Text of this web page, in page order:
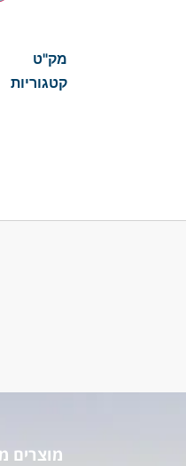
מק"ט
קטגוריות
מוצרים